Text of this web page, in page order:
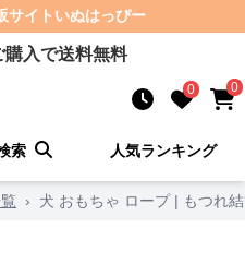
サイト いぬはっぴー
購入で送料無料
0 0
索 人気ランキング
› 犬 おもちゃ ロープ | もつれ